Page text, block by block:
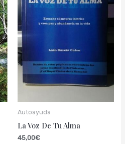
Autoayuda
La Voz De Tu Alma
45,00€